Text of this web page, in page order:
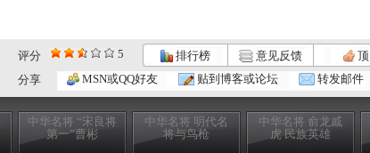
评分 5 排行榜 意见反馈 顶
分享
MSN或QQ好友 贴到博客或论坛 转发邮件
中华名将 “宋良将
第一”曹彬
中华名将 明代名
将与鸟枪
中华名将 俞龙戚
虎 民族英雄